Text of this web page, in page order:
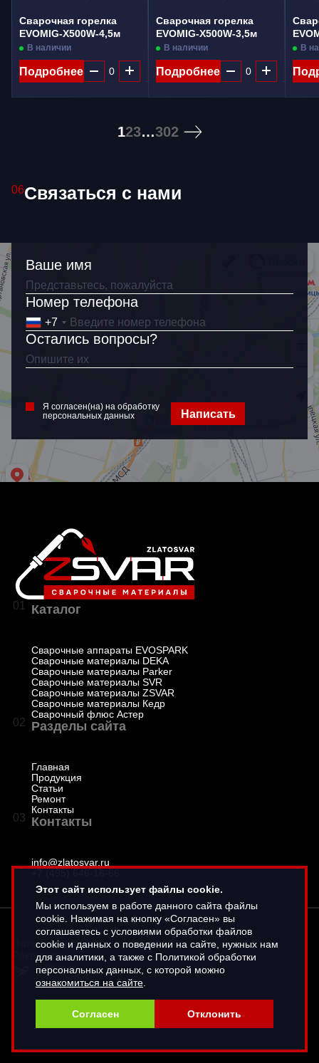
Сварочная горелка
EVOMIG-X500W-4,5м
В наличии
Подробнее
Сварочная горелка
EVOMIG-X500W-3,5м
В наличии
Подробнее
В
123…302
06Связаться с нами
Ваше имя
Номер телефона
+7
Остались вопросы?
Я согласен(на) на обработку
персональных данных
Написать
01 Каталог
Сварочные аппараты EVOSPARK
Сварочные материалы DEKA
Сварочные материалы Parker
Сварочные материалы SVR
Сварочные материалы ZSVAR
Сварочные материалы Кедр
Сварочный флюс Астер
02 Разделы сайта
Главная
Продукция
Статьи
Ремонт
Контакты
03 Контакты
info@zlatosvar.ru
Политика конфиденциальности
Реквизиты
Этот сайт использует файлы cookie.
Мы используем в работе данного сайта файлы
cookie. Нажимая на кнопку «Согласен» вы
соглашаетесь с условиями обработки файлов
cookie и данных о поведении на сайте, нужных нам
для аналитики, а также с Политикой обработки
персональных данных, с которой можно
ознакомиться на сайте
Согласен Отклонить